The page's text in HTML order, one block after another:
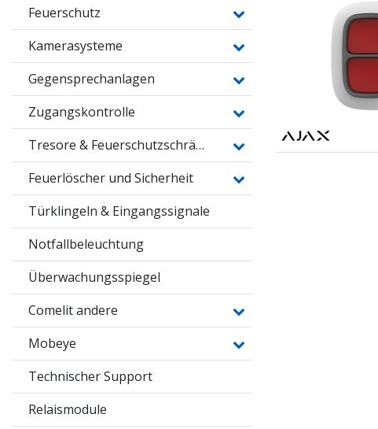
Feuerschutz
Kamerasysteme
Gegensprechanlagen
Zugangskontrolle
Tresore & Feuerschutzschränke
Feuerlöscher und Sicherheit
Türklingeln & Eingangssignale
Notfallbeleuchtung
Überwachungsspiegel
Comelit andere
Mobeye
Technischer Support
Relaismodule